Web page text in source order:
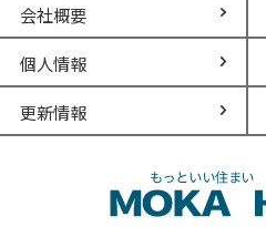
会社概要
個人情報
更新情報